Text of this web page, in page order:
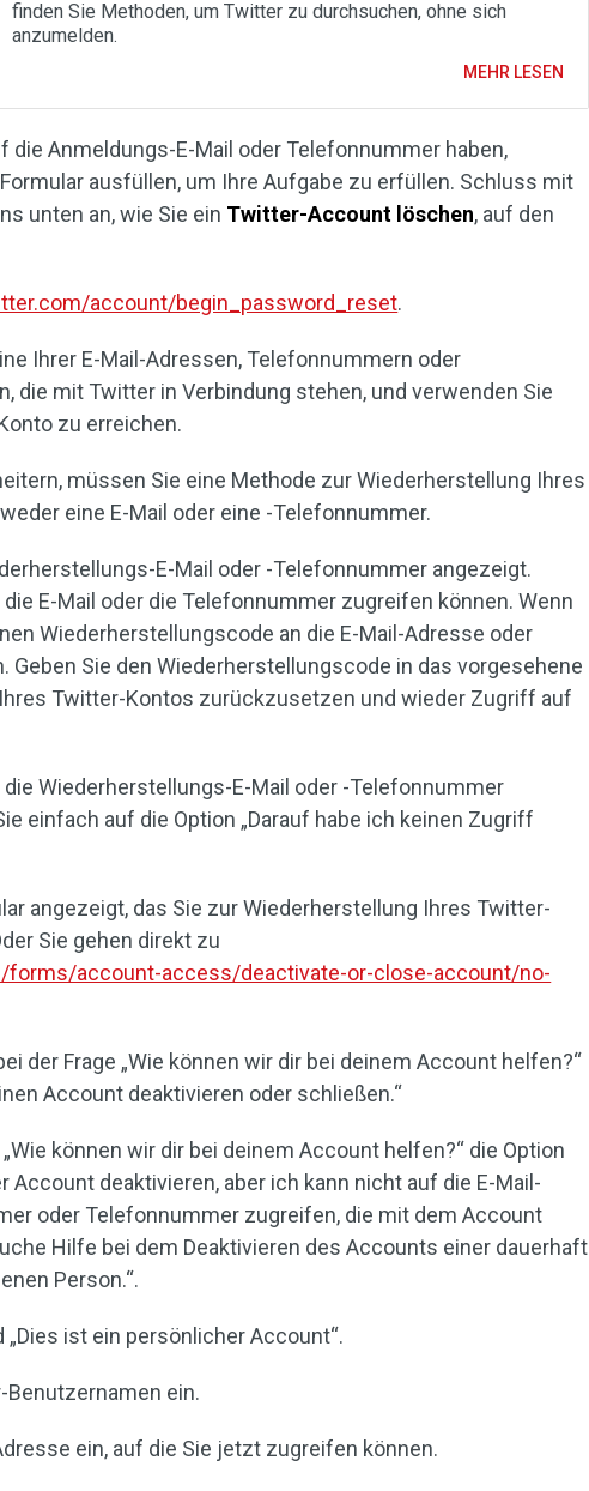
finden Sie Methoden, um Twitter zu durchsuchen, ohne sich
anzumelden.
MEHR LESEN
die Anmeldungs-E-Mail oder Telefonnummer haben,
ausfüllen, um Ihre Aufgabe zu erfüllen. Schluss mit
unten an, wie Sie ein Twitter-Account löschen, auf den
account/begin_password_reset.
Ihrer E-Mail-Adressen, Telefonnummern oder
die mit Twitter in Verbindung stehen, und verwenden Sie
zu erreichen.
müssen Sie eine Methode zur Wiederherstellung Ihres
eine E-Mail oder eine -Telefonnummer.
E-Mail oder -Telefonnummer angezeigt.
E-Mail oder die Telefonnummer zugreifen können. Wenn
Wiederherstellungscode an die E-Mail-Adresse oder
Geben Sie den Wiederherstellungscode in das vorgesehene
Twitter-Kontos zurückzusetzen und wieder Zugriff auf
Wiederherstellungs-E-Mail oder -Telefonnummer
einfach auf die Option „Darauf habe ich keinen Zugriff
angezeigt, das Sie zur Wiederherstellung Ihres Twitter-
Sie gehen direkt zu
account-access/deactivate-or-close-account/no-
der Frage „Wie können wir dir bei deinem Account helfen?“
Account deaktivieren oder schließen.“
können wir dir bei deinem Account helfen?“ die Option
Account deaktivieren, aber ich kann nicht auf die E-Mail-
oder Telefonnummer zugreifen, die mit dem Account
Hilfe bei dem Deaktivieren des Accounts einer dauerhaft
Person.“.
„Dies ist ein persönlicher Account“.
Benutzernamen ein.
ein, auf die Sie jetzt zugreifen können.